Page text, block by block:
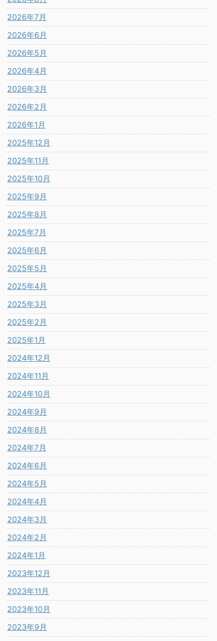
2026年7月
2026年6月
2026年5月
2026年4月
2026年3月
2026年2月
2026年1月
2025年12月
2025年11月
2025年10月
2025年9月
2025年8月
2025年7月
2025年6月
2025年5月
2025年4月
2025年3月
2025年2月
2025年1月
2024年12月
2024年11月
2024年10月
2024年9月
2024年8月
2024年7月
2024年6月
2024年5月
2024年4月
2024年3月
2024年2月
2024年1月
2023年12月
2023年11月
2023年10月
2023年9月